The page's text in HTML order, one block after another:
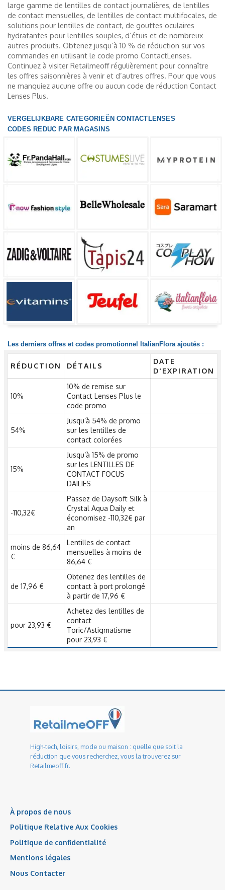
large gamme de lentilles de contact journalières, de lentilles
de contact mensuelles, de lentilles de contact multifocales, de
solutions pour lentilles de contact, de gouttes oculaires
hydratantes pour lentilles souples, d’étuis et de nombreux
autres produits. Obtenez jusqu’à 10 % de réduction sur vos
commandes en utilisant le code promo ContactLenses.
Continuez à visiter Retailmeoff régulièrement pour connaître
les offres saisonnières à venir et d’autres offres. Pour que vous
ne manquiez aucune offre ou aucun code de réduction Contact
Lenses Plus.
VERGELIJKBARE CATEGORIEËN CONTACTLENSES
CODES REDUC PAR MAGASINS
Les derniers offres et codes promotionnel ItalianFlora ajoutés :
RÉDUCTION DÉTAILS
DATE
D'EXPIRATION
10%
10% de remise sur
Contact Lenses Plus le
code promo
54%
Jusqu’à 54% de promo
sur les lentilles de
contact colorées
15%
Jusqu’à 15% de promo
sur les LENTILLES DE
CONTACT FOCUS
DAILIES
-110,32€
Passez de Daysoft Silk à
Crystal Aqua Daily et
économisez -110,32€ par
an
moins de 86,64
€
Lentilles de contact
mensuelles à moins de
86,64 €
de 17,96 €
Obtenez des lentilles de
contact à port prolongé
à partir de 17,96 €
pour 23,93 €
Achetez des lentilles de
contact
Toric/Astigmatisme
pour 23,93 €
High-tech, loisirs, mode ou maison : quelle que soit la
réduction que vous recherchez, vous la trouverez sur
Retailmeoff.fr.
À propos de nous
Politique Relative Aux Cookies
Politique de confidentialité
Mentions légales
Nous Contacter